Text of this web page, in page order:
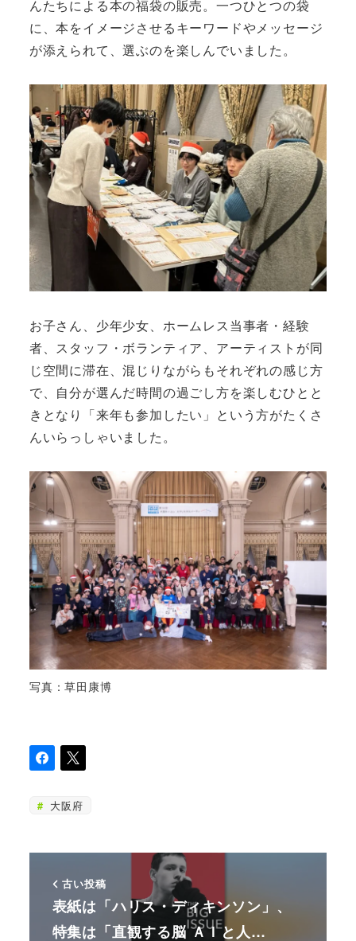
んたちによる本の福袋の販売。一つひとつの袋
に、本をイメージさせるキーワードやメッセージ
が添えられて、選ぶのを楽しんでいました。
お子さん、少年少女、ホームレス当事者・経験
者、スタッフ・ボランティア、アーティストが同
じ空間に滞在、混じりながらもそれぞれの感じ方
で、自分が選んだ時間の過ごし方を楽しむひとと
きとなり「来年も参加したい」という方がたくさ
んいらっしゃいました。
写真：草田康博
大阪府
古い投稿
表紙は「ハリス・ディキンソン」、
特集は「直観する脳 ＡＩと人…